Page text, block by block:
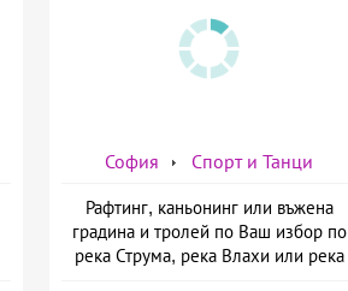
София Спорт и Танци
Рафтинг, каньонинг или въжена
градина и тролей по Ваш избор по
река Струма, река Влахи или река